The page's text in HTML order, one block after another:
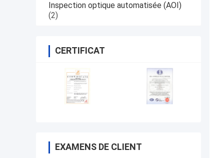
Inspection optique automatisée (AOI)
(2)
CERTIFICAT
EXAMENS DE CLIENT